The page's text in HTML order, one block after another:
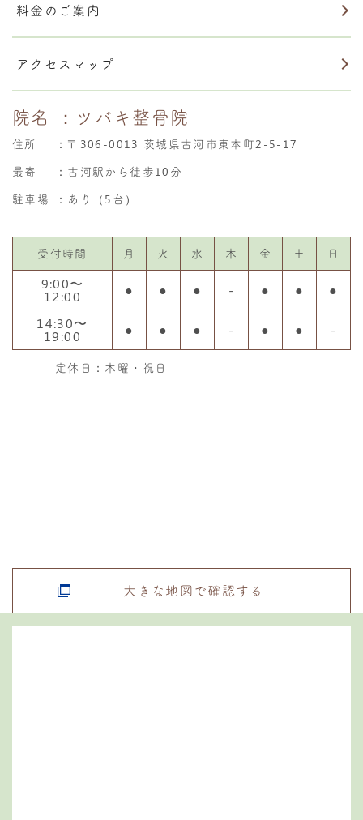
料金のご案内
アクセスマップ
院名 ：ツバキ整骨院
住所 ： 〒306-0013 茨城県古河市東本町2-5-17
最寄
：古河駅から徒歩10分
駐車場
：あり（5台）
受付時間 月 火 水 木 金 土 日
9:00〜
12:00 ● ● ● - ● ●
●
14:30〜
19:00 ● ● ● - ● ● -
定休日：木曜・祝日
大きな地図で確認する